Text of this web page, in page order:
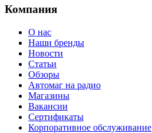
Компания
О нас
Наши бренды
Новости
Статьи
Обзоры
Автомаг на радио
Магазины
Вакансии
Сертификаты
Корпоративное обслуживание